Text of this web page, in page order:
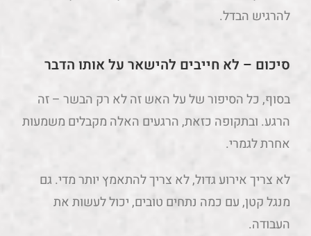
להרגיש הבדל.
סיכום – לא חייבים להישאר על אותו הדבר
בסוף, כל הסיפור של על האש זה לא רק הבשר – זה
הרגע. ובתקופה כזאת, הרגעים האלה מקבלים משמעות
אחרת לגמרי.
לא צריך אירוע גדול, לא צריך להתאמץ יותר מדי. גם
מנגל קטן, עם כמה נתחים טובים, יכול לעשות את
העבודה.